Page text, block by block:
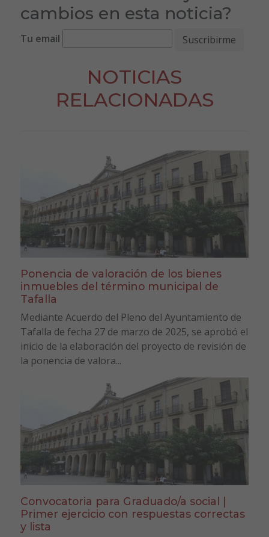
cambios en esta noticia?
Tu email
NOTICIAS
RELACIONADAS
Ponencia de valoración de los bienes
inmuebles del término municipal de
Tafalla
Mediante Acuerdo del Pleno del Ayuntamiento de
Tafalla de fecha 27 de marzo de 2025, se aprobó el
inicio de la elaboración del proyecto de revisión de
la ponencia de valora...
Convocatoria para Graduado/a social |
Primer ejercicio con respuestas correctas
y lista